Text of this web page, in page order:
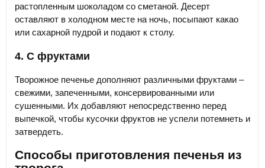
растопленным шоколадом со сметаной. Десерт
оставляют в холодном месте на ночь, посыпают какао
или сахарной пудрой и подают к столу.
4. С фруктами
Творожное печенье дополняют различными фруктами –
свежими, запеченными, консервированными или
сушенными. Их добавляют непосредственно перед
выпечкой, чтобы кусочки фруктов не успели потемнеть и
затвердеть.
Способы приготовления печенья из